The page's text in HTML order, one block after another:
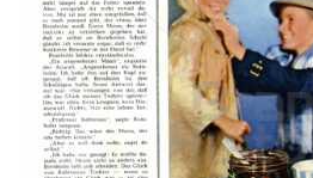
Epoche